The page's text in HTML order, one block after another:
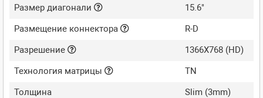
Размер диагонали
15.6"
Размещение коннектора
R-D
Разрешение
1366X768 (HD)
Технология матрицы
TN
Толщина
Slim (3mm)